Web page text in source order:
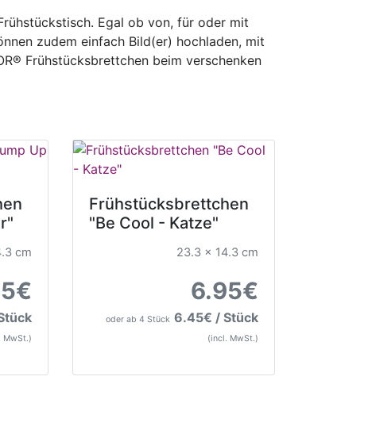
Egal ob von, für oder mit
zudem einfach Bild(er) hochladen, mit
Frühstücksbrettchen beim verschenken
cm
MwSt.)
Frühstücksbrettchen
"Be Cool - Katze"
23.3 x 14.3 cm
6.95€
oder ab 4 Stück 6.45€ / Stück
(incl. MwSt.)